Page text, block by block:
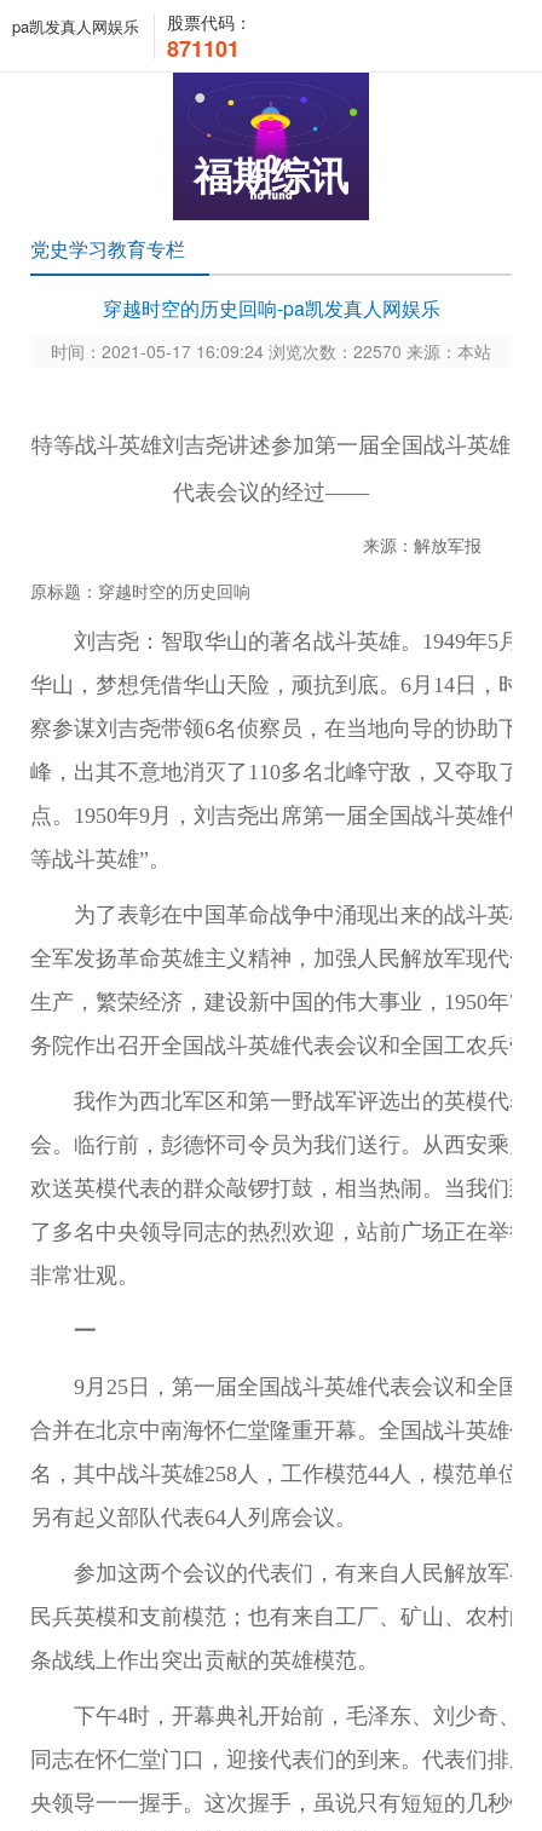
pa凯发真人网娱乐 股票代码：
871101
福期综讯
党史学习教育专栏
穿越时空的历史回响-pa凯发真人网娱乐
时间：2021-05-17 16:09:24 浏览次数：22570 来源：本站
特等战斗英雄刘吉尧讲述参加第一届全国战斗英雄
代表会议的经过——
来源：解放军报
原标题：穿越时空的历史回响
刘吉尧：智取华山的著名战斗英雄。1949年5月
华山，梦想凭借华山天险，顽抗到底。6月14日，时
察参谋刘吉尧带领6名侦察员，在当地向导的协助下
峰，出其不意地消灭了110多名北峰守敌，又夺取了
点。1950年9月，刘吉尧出席第一届全国战斗英雄代
等战斗英雄”。
为了表彰在中国革命战争中涌现出来的战斗英雄
全军发扬革命英雄主义精神，加强人民解放军现代化
生产，繁荣经济，建设新中国的伟大事业，1950年7
务院作出召开全国战斗英雄代表会议和全国工农兵劳
我作为西北军区和第一野战军评选出的英模代表
会。临行前，彭德怀司令员为我们送行。从西安乘火
欢送英模代表的群众敲锣打鼓，相当热闹。当我们到
了多名中央领导同志的热烈欢迎，站前广场正在举行
非常壮观。
一
9月25日，第一届全国战斗英雄代表会议和全国
合并在北京中南海怀仁堂隆重开幕。全国战斗英雄代
名，其中战斗英雄258人，工作模范44人，模范单位
另有起义部队代表64人列席会议。
参加这两个会议的代表们，有来自人民解放军各
民兵英模和支前模范；也有来自工厂、矿山、农村的
条战线上作出突出贡献的英雄模范。
下午4时，开幕典礼开始前，毛泽东、刘少奇、
同志在怀仁堂门口，迎接代表们的到来。代表们排
央领导一一握手。这次握手，虽说只有短短的几秒钟